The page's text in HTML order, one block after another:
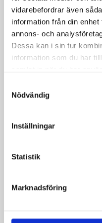
vidarebefordrar även
information från din
annons- och
Dessa kan i sin tur
information som du har
Nödvändig
Inställningar
Statistik
Marknadsföring
Chilimarinerad
kyckling- och
quinoasallad med
yoghurtsås
Champinjonsoppa